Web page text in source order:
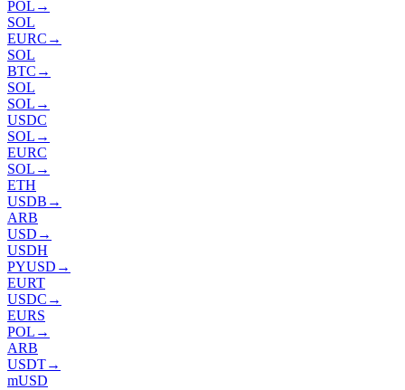
POL →
SOL
EURC →
SOL
BTC →
SOL
SOL →
USDC
SOL →
EURC
SOL →
ETH
USDB →
ARB
USD →
USDH
PYUSD →
EURT
USDC →
EURS
POL →
ARB
USDT→
mUSD